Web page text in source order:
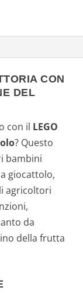
CON
DEL
con il LEGO
? Questo
bambini
giocattolo,
agricoltori
da
della frutta